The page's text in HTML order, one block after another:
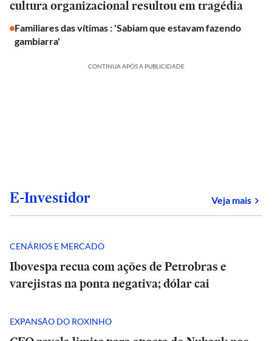
cultura organizacional resultou em tragédia
Familiares das vítimas : 'Sabiam que estavam fazendo
gambiarra'
CONTINUA APÓS A PUBLICIDADE
E-Investidor Veja mais
CENÁRIOS E MERCADO
Ibovespa recua com ações de Petrobras e
varejistas na ponta negativa; dólar cai
EXPANSÃO DO ROXINHO